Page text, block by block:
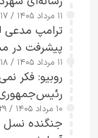
جاسوسی
۱۱ مرداد ۱۴۰۵ / ۰۹:۱۷
پیشرفت در
۱۱ مرداد ۱۴۰۵ / ۰۸:۱۸
روبیو: فکر
رئیس‌جمهوری
کسی که
۱۰ مرداد ۱۴۰۵ / ۱۹:۲۹